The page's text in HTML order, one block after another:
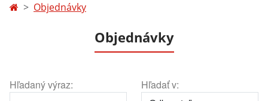
Objednávky
Objednávky
Hľadaný výraz: Hľadať v: